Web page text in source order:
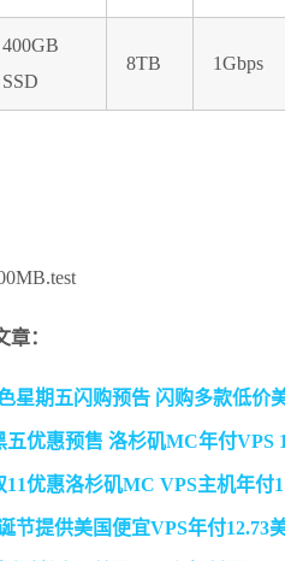
400GB
SSD
8TB 1Gbps
：
星期五闪购预告 闪购多款低价
五优惠预售 洛杉矶MC年付VPS
11优惠洛杉矶MC VPS主机年付
节提供美国便宜VPS年付12.73